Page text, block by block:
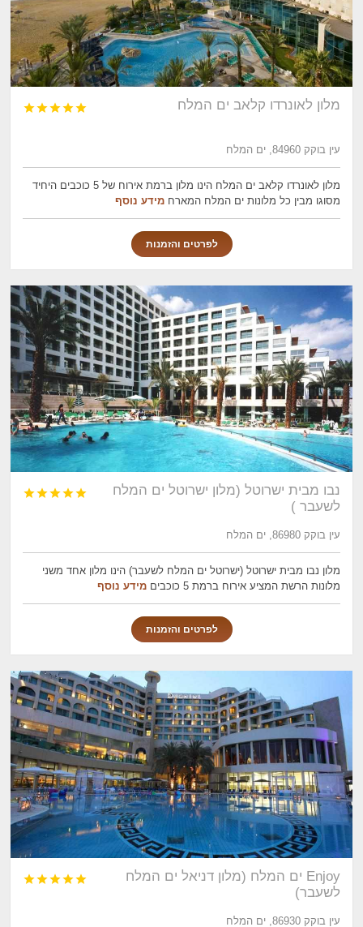
מלון לאונרדו קלאב ים המלח 




עין בוקק 84960, ים המלח
מלון לאונרדו קלאב ים המלח הינו מלון ברמת אירוח של 5 כוכבים היחיד
מסוגו מבין כל מלונות ים המלח המארחמידע נוסף
לפרטים והזמנות
נבו מבית ישרוטל (מלון ישרוטל ים המלח
לשעבר )





עין בוקק 86980, ים המלח
מלון נבו מבית ישרוטל (ישרוטל ים המלח לשעבר) הינו מלון אחד משני
מלונות הרשת המציע אירוח ברמת 5 כוכבים
מידע נוסף
לפרטים והזמנות
Enjoy ים המלח (מלון דניאל ים המלח
לשעבר)





עין בוקק 86930, ים המלח